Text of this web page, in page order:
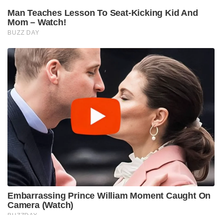
Man Teaches Lesson To Seat-Kicking Kid And
Mom – Watch!
BUZZ DAY
Embarrassing Prince William Moment Caught On
Camera (Watch)